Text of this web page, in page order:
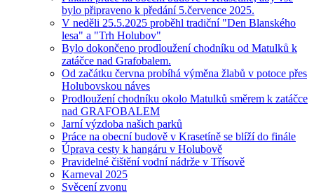
bylo připraveno k předání 5.července 2025.
V neděli 25.5.2025 proběhl tradiční "Den Blanského
lesa" a "Trh Holubov"
Bylo dokončeno prodloužení chodníku od Matulků k
zatáčce nad Grafobalem.
Od začátku června probíhá výměna žlabů v potoce přes
Holubovskou náves
Prodloužení chodníku okolo Matulků směrem k zatáčce
nad GRAFOBALEM
Jarní výzdoba našich parků
Práce na obecní budově v Krasetíně se blíží do finále
Úprava cesty k hangáru v Holubově
Pravidelné čištění vodní nádrže v Třísově
Karneval 2025
Svěcení zvonu